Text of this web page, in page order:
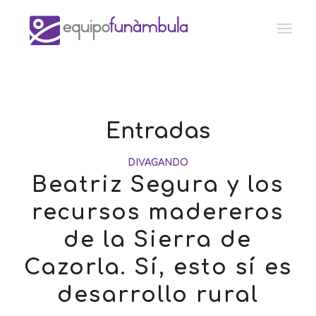
Entradas
DIVAGANDO
Beatriz Segura y los
recursos madereros
de la Sierra de
Cazorla. Sí, esto sí es
desarrollo rural